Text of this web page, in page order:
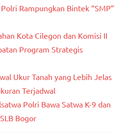
Rampungkan Bintek “SMP”
Kota Cilegon dan Komisi II
Program Strategis
Ukur Tanah yang Lebih Jelas
Terjadwal
Polri Bawa Satwa K-9 dan
Bogor